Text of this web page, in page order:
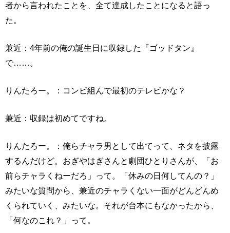
者から言われたことを、全て達成したことになると語っ
た。
兼近：4年前の俺の誕生日に収録した『ゴッドタン』
で……。
りんたろー。：コンビ組んで最初のテレビかな？
兼近：収録は初めてですね。
りんたろー。：俺らチャラ男として出てって、ネタを披露
するんだけど。おぎやはぎさんと劇団ひとりさんが、「お
前らチャラくねーだろ」って。「休みの日何してんの？」
みたいな質問から、兼近のチャラくない一面がどんどんめ
くられていく、みたいな。それが台本にもなかったから、
「何なのこれ？」って。